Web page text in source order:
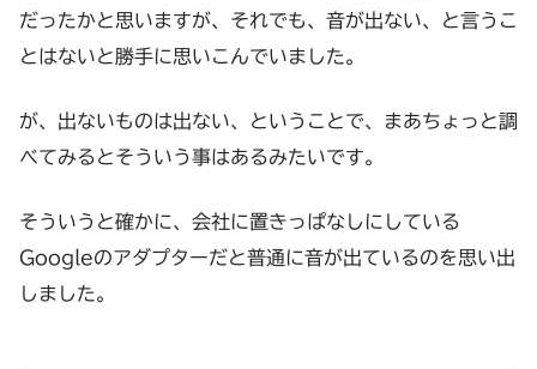
だったかと思いますが、それでも、音が出ない、と言うこ
とはないと勝手に思いこんでいました。
が、出ないものは出ない、ということで、まあちょっと調
べてみるとそういう事はあるみたいです。
そういうと確かに、会社に置きっぱなしにしている
Googleのアダプターだと普通に音が出ているのを思い出
しました。